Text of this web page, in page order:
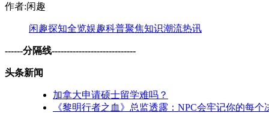
作者:闲趣
闲趣探知全览娱趣科普聚焦知识潮流热讯
------分隔线----------------------------
头条新闻
加拿大申请硕士留学难吗？
《黎明行者之血》总监透露：NPC会牢记你的每个